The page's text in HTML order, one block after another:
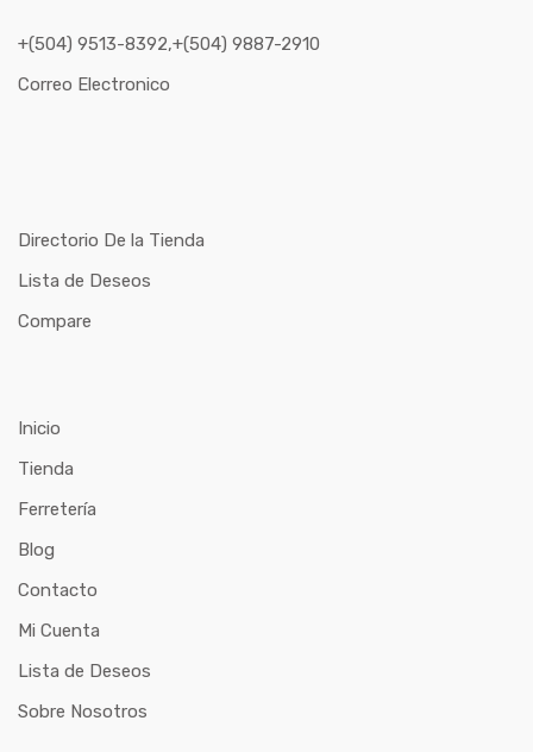
+(504) 9513-8392,+(504) 9887-2910
Correo Electronico
Directorio De la Tienda
Lista de Deseos
Compare
Inicio
Tienda
Ferretería
Blog
Contacto
Mi Cuenta
Lista de Deseos
Sobre Nosotros